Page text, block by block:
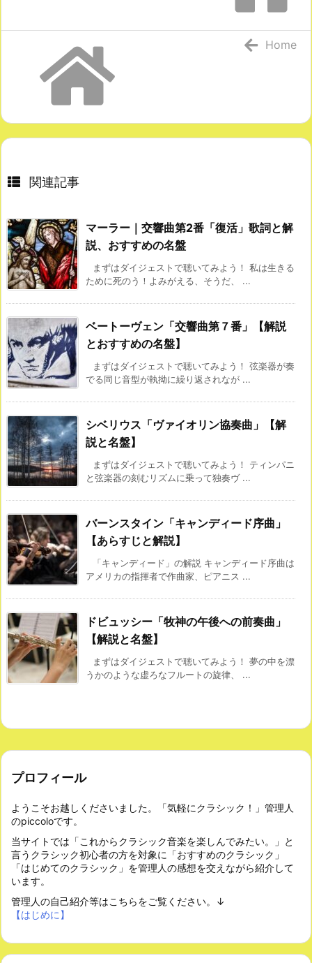
Home
関連記事
マーラー｜交響曲第2番「復活」歌詞と解
説、おすすめの名盤
まずはダイジェストで聴いてみよう！ 私は生きる
ために死のう！よみがえる、そうだ、 ...
ベートーヴェン「交響曲第７番」【解説
とおすすめの名盤】
まずはダイジェストで聴いてみよう！ 弦楽器が奏
でる同じ音型が執拗に繰り返されなが ...
シベリウス「ヴァイオリン協奏曲」【解
説と名盤】
まずはダイジェストで聴いてみよう！ ティンパニ
と弦楽器の刻むリズムに乗って独奏ヴ ...
バーンスタイン「キャンディード序曲」
【あらすじと解説】
「キャンディード」の解説 キャンディード序曲は
アメリカの指揮者で作曲家、ピアニス ...
ドビュッシー「牧神の午後への前奏曲」
【解説と名盤】
まずはダイジェストで聴いてみよう！ 夢の中を漂
うかのような虚ろなフルートの旋律、 ...
プロフィール
ようこそお越しくださいました。「気軽にクラシック！」管理人
のpiccoloです。
当サイトでは「これからクラシック音楽を楽しんでみたい。」と
言うクラシック初心者の方を対象に「おすすめのクラシック」
「はじめてのクラシック」を管理人の感想を交えながら紹介して
います。
管理人の自己紹介等はこちらをご覧ください。↓
【はじめに】